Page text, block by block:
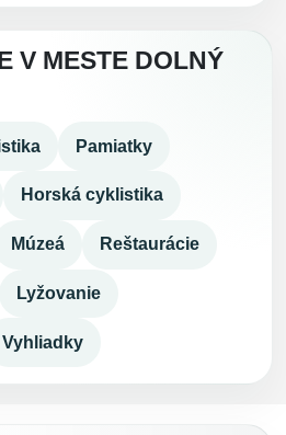
V MESTE DOLNÝ
Pamiatky
Horská cyklistika
Múzeá Reštaurácie
Lyžovanie
Vyhliadky